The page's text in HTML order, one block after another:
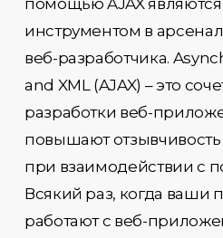
помощью AJAX
инструментом в
веб-разработчика.
and XML (AJAX) – это
разработки веб-
повышают
при взаимодействии с
Всякий раз, когда ваши
работают с веб-